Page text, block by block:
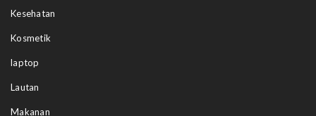
Kesehatan
Kosmetik
laptop
Lautan
Makanan